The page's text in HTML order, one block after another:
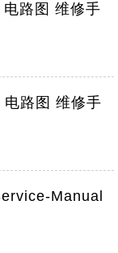
路图 维修手
路图 维修手
Manual